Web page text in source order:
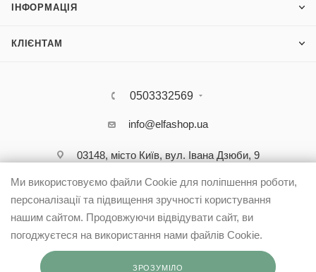
ІНФОРМАЦІЯ
КЛІЄНТАМ
0503332569
info@elfashop.ua
03148, місто Київ, вул. Івана Дзюби, 9
Ми використовуємо файли Cookie для поліпшення роботи,
персоналізації та підвищення зручності користування
нашим сайтом. Продовжуючи відвідувати сайт, ви
погоджуєтеся на використання нами файлів Cookie.
ЗРОЗУМІЛО